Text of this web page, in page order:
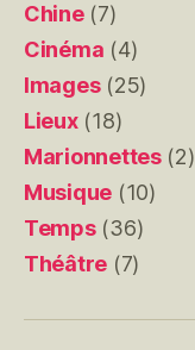
Chine(7)
Cinéma (4)
Images(25)
Lieux(18)
Marionnettes(2)
Musique (10)
Temps(36)
Théâtre (7)